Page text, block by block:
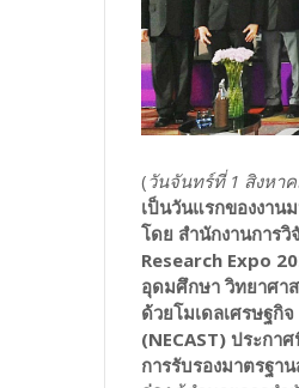
(วันจันทร์ที่ 1 สิงหา
เป็นวันแรกของงาน
โดย สำนักงานการ
Research Expo
อุดมศึกษา วิทยาศา
ด้วยโมเดลเศรษฐกิ
(NECAST) ประก
การรับรองมาตรฐา